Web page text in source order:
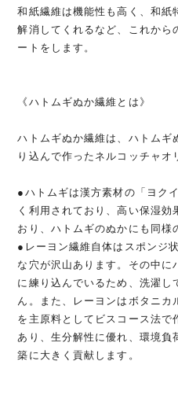
和紙繊維は機能性も高く、和紙
解消してくれるなど、これから
ートをします。
《ハトムギぬか繊維とは》
ハトムギぬか繊維は、ハトムギ
り込んで作ったネルコッチャオ
●ハトムギは漢方素材の「ヨク
く利用されており、高い保湿
おり、ハトムギのぬかにも同様
●レーヨン繊維自体はスポンジ
な穴が沢山あります。その中に
に練り込んでいるため、洗濯し
ん。また、レーヨンはボタニ
を主原料としてビスコース法で
あり、生分解性に優れ、環境負
築に大きく貢献します。